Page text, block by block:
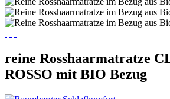
reine Rosshaarmatratze
ROSSO mit BIO Bezug